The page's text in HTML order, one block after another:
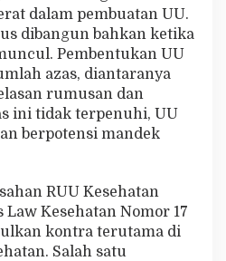
dalam pembuatan UU.
dibangun bahkan ketika
Pembentukan UU
azas, diantaranya
rumusan dan
ini tidak terpenuhi, UU
berpotensi mandek
RUU Kesehatan
Kesehatan Nomor 17
kontra terutama di
Salah satu